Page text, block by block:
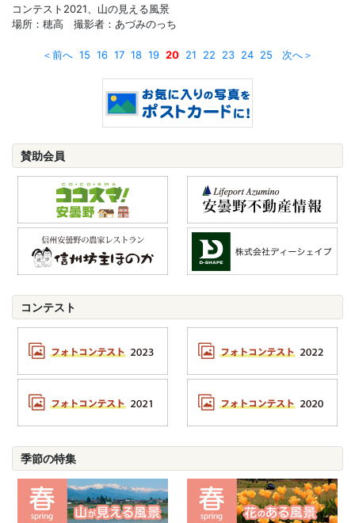
コンテスト2021、山の見える風景
場所：穂高 撮影者：あづみのっち
＜前へ 15 16 17 18 19 20 21 22 23 24 25 次へ＞
賛助会員
コンテスト
季節の特集